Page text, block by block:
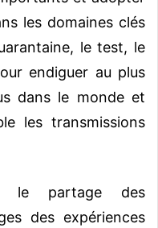
les domaines clés
le test, le
endiguer au plus
dans le monde et
les transmissions
le partage des
des expériences